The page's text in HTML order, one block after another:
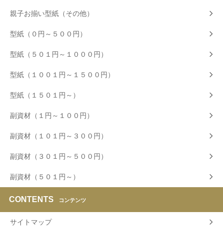
親子お揃い型紙（その他）
型紙（０円～５００円）
型紙（５０１円～１０００円）
型紙（１００１円～１５００円）
型紙（１５０１円～）
副資材（１円～１００円）
副資材（１０１円～３００円）
副資材（３０１円～５００円）
副資材（５０１円～）
CONTENTS コンテンツ
サイトマップ